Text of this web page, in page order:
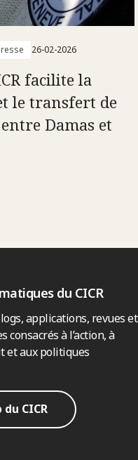
26-02-2026
facilite la
le transfert de
Damas et
du CICR
applications, revues et
consacrés à l’action, à
et aux politiques
CICR